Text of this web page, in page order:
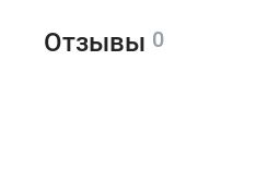
Отзывы 0